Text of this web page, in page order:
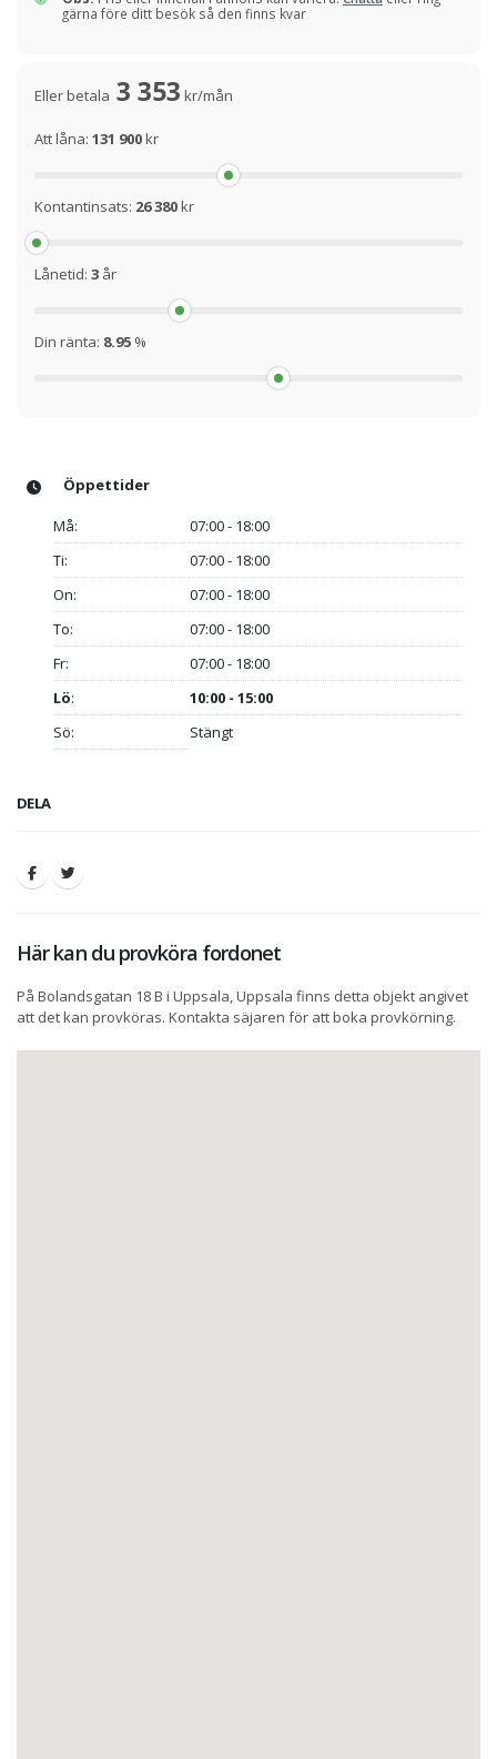
gärna före ditt besök så den finns kvar
Eller betala 3 353 kr/mån
Att låna: 131 900kr
Kontantinsats: 26 380kr
Lånetid: 3 år
Din ränta: 8.95 %
Öppettider
Må:
07:00 - 18:00
Ti:
07:00 - 18:00
On:
07:00 - 18:00
To:
07:00 - 18:00
Fr:
07:00 - 18:00
Lö:
10:00 - 15:00
Sö:
Stängt
DELA
Här kan du provköra fordonet
På Bolandsgatan 18 B i Uppsala, Uppsala finns detta objekt angivet
att det kan provköras. Kontakta säjaren för att boka provkörning.